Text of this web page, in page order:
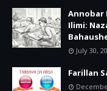
Annobar
Ilimi:
July 30,
Farillan